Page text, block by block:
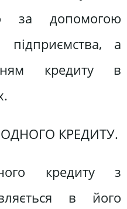
за допомогою
підприємства, а
кредиту в
КРЕДИТУ.
кредиту з
в його